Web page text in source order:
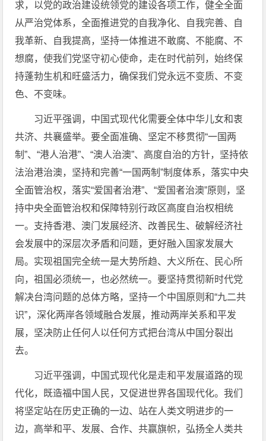
求，以党的政治建设统领党的建设各项工作，健全全面
从严治党体系，全面推进党的自我净化、自我完善、自
我革新、自我提高，坚持一体推进不敢腐、不能腐、不
想腐，使我们党坚守初心使命，走在时代前列，始终保
持蓬勃生机和旺盛活力，确保我们党永远不变质、不变
色、不变味。
习近平强调，中国式现代化需要全体中华儿女和衷
共济、共襄盛举。要全面准确、坚定不移贯彻“一国两
制”、“港人治港”、“澳人治澳”、高度自治的方针，坚持依
法治港治澳，坚持和完善“一国两制”制度体系，落实中央
全面管治权，落实“爱国者治港”、“爱国者治澳”原则，坚
持中央全面管治权和保障特别行政区高度自治权相统
一。支持香港、澳门发展经济、改善民生、破解经济社
会发展中的深层次矛盾和问题，更好融入国家发展大
局。实现祖国完全统一是大势所趋、大义所在、民心所
向，祖国必须统一，也必然统一。要坚持贯彻新时代党
解决台湾问题的总体方略，坚持一个中国原则和“九二共
识”，深化两岸各领域融合发展，推动两岸关系和平发
展，坚决防止任何人以任何方式把台湾从中国分裂出
去。
习近平强调，中国式现代化是走和平发展道路的现
代化，既造福中国人民，又促进世界各国现代化。我们
将坚定站在历史正确的一边、站在人类文明进步的一
边，高举和平、发展、合作、共赢旗帜，弘扬全人类共